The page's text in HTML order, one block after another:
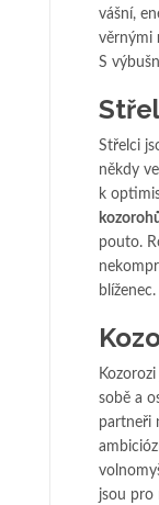
vášní,
věrnými
S
Střelci
někdy
k
pouto.
blíženec.
sobě a
partneři
jsou pro